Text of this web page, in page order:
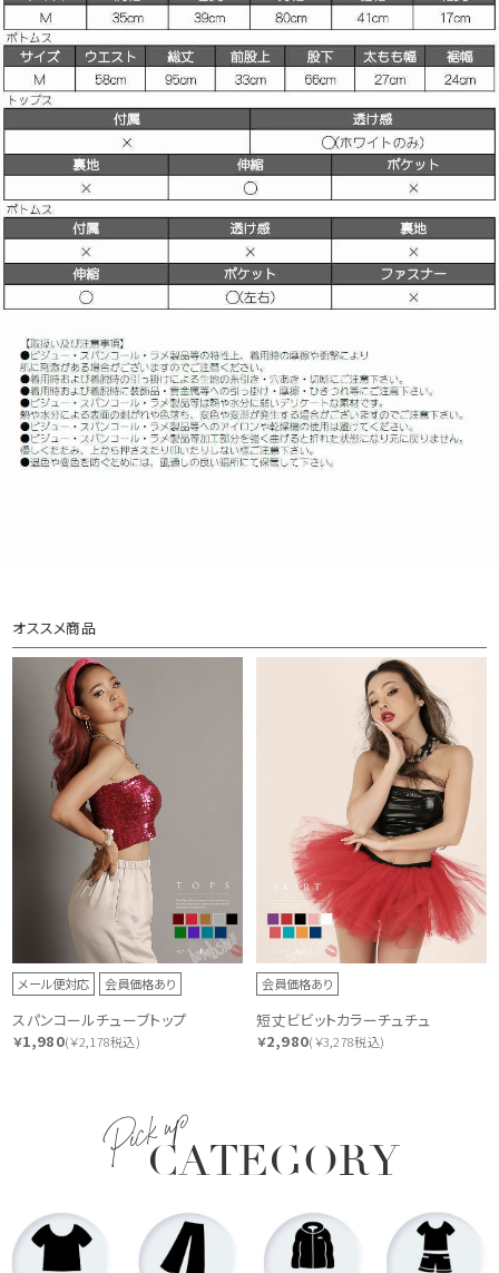
オススメ商品
メール便対応 会員価格あり
スパンコールチューブトップ
￥1,980(￥2,178税込)
会員価格あり
短丈ビビットカラーチュチュ
￥2,980(￥3,278税込)
Pick upCATEGORY